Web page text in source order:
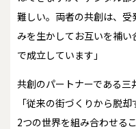
難しい。両者の共創は、
みを生かしてお互いを補
で成立しています」
共創のパートナーである
「従来の街づくりから脱
2つの世界を組み合わせる